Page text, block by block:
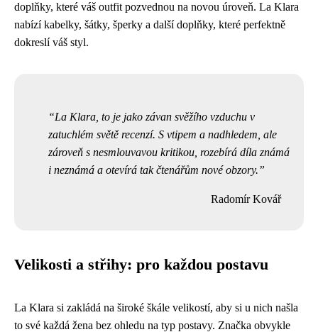
doplňky, které váš outfit pozvednou na novou úroveň. La Klara
nabízí kabelky, šátky, šperky a další doplňky, které perfektně
dokreslí váš styl.
La Klara, to je jako závan svěžího vzduchu v
zatuchlém světě recenzí. S vtipem a nadhledem, ale
zároveň s nesmlouvavou kritikou, rozebírá díla známá
i neznámá a otevírá tak čtenářům nové obzory.
Radomír Kovář
Velikosti a střihy: pro každou postavu
La Klara si zakládá na široké škále velikostí, aby si u nich našla
to své každá žena bez ohledu na typ postavy. Značka obvykle